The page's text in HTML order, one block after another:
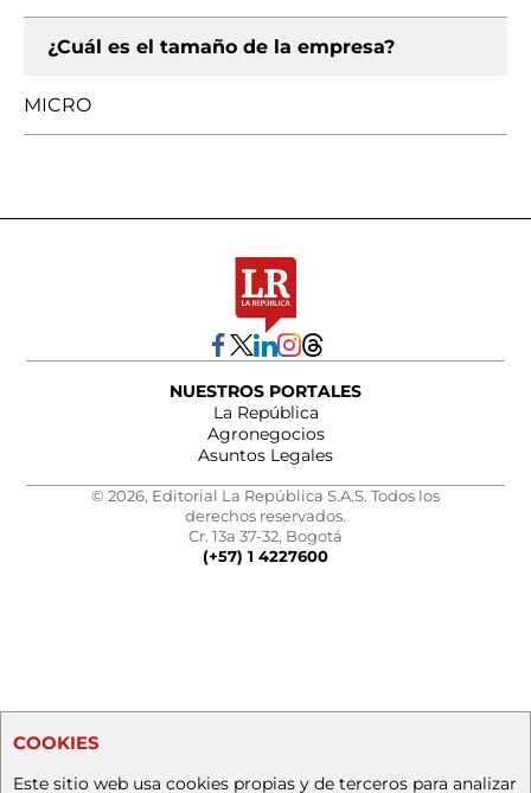
¿Cuál es el tamaño de la empresa?
MICRO
NUESTROS PORTALES
La República
Agronegocios
Asuntos Legales
© 2026, Editorial La República S.A.S. Todos los
derechos reservados.
Cr. 13a 37-32, Bogotá
(+57) 1 4227600
COOKIES
Este sitio web usa cookies propias y de terceros para analizar